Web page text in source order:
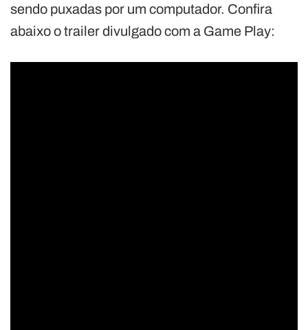
sendo puxadas por um computador. Confira
abaixo o trailer divulgado com a Game Play: